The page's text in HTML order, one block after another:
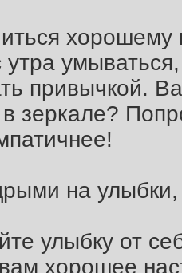
утра
привычкой.
зеркале?
на
улыбку от
хорошее